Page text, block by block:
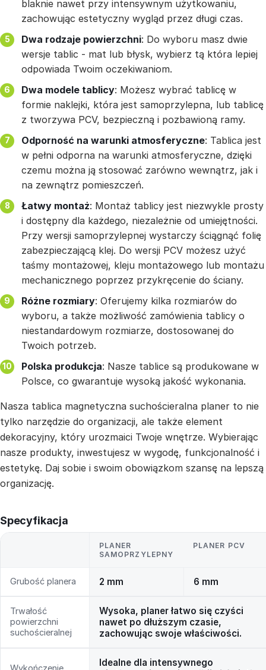
blaknie nawet przy intensywnym użytkowaniu,
zachowując estetyczny wygląd przez długi czas.
Dwa rodzaje powierzchni: Do wyboru masz dwie
wersje tablic - mat lub błysk, wybierz tą która lepiej
odpowiada Twoim oczekiwaniom.
Dwa modele tablicy: Możesz wybrać tablicę w
formie naklejki, która jest samoprzylepna, lub tablicę
z tworzywa PCV, bezpieczną i pozbawioną ramy.
Odporność na warunki atmosferyczne: Tablica jest
w pełni odporna na warunki atmosferyczne, dzięki
czemu można ją stosować zarówno wewnątrz, jak i
na zewnątrz pomieszczeń.
Łatwy montaż: Montaż tablicy jest niezwykle prosty
i dostępny dla każdego, niezależnie od umiejętności.
Przy wersji samoprzylepnej wystarczy ściągnąć folię
zabezpieczającą klej. Do wersji PCV możesz użyć
taśmy montażowej, kleju montażowego lub montażu
mechanicznego poprzez przykręcenie do ściany.
Różne rozmiary: Oferujemy kilka rozmiarów do
wyboru, a także możliwość zamówienia tablicy o
niestandardowym rozmiarze, dostosowanej do
Twoich potrzeb.
Polska produkcja: Nasze tablice są produkowane w
Polsce, co gwarantuje wysoką jakość wykonania.
Nasza tablica magnetyczna suchościeralna planer to nie
tylko narzędzie do organizacji, ale także element
dekoracyjny, który urozmaici Twoje wnętrze. Wybierając
nasze produkty, inwestujesz w wygodę, funkcjonalność i
estetykę. Daj sobie i swoim obowiązkom szansę na lepszą
organizację.
Specyfikacja
PLANER
SAMOPRZYLEPNY
PLANER PCV
Grubość planera 2 mm 6 mm
Trwałość
powierzchni
suchościeralnej
Wysoka, planer łatwo się czyści
nawet po dłuższym czasie,
zachowując swoje właściwości.
Idealne dla intensywnego